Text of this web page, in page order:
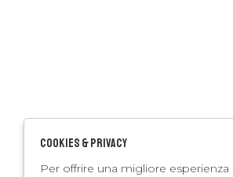
Cookies & Privacy
Per offrire una migliore